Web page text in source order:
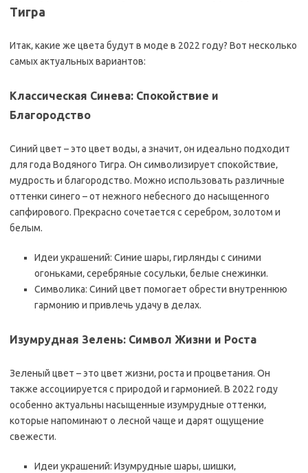
Тигра
Итак‚ какие же цвета будут в моде в 2022 году? Вот несколько
самых актуальных вариантов:
Классическая Синева: Спокойствие и
Благородство
Синий цвет – это цвет воды‚ а значит‚ он идеально подходит
для года Водяного Тигра. Он символизирует спокойствие‚
мудрость и благородство. Можно использовать различные
оттенки синего – от нежного небесного до насыщенного
сапфирового. Прекрасно сочетается с серебром‚ золотом и
белым.
Идеи украшений: Синие шары‚ гирлянды с синими
огоньками‚ серебряные сосульки‚ белые снежинки.
Символика: Синий цвет помогает обрести внутреннюю
гармонию и привлечь удачу в делах.
Изумрудная Зелень: Символ Жизни и Роста
Зеленый цвет – это цвет жизни‚ роста и процветания. Он
также ассоциируется с природой и гармонией. В 2022 году
особенно актуальны насыщенные изумрудные оттенки‚
которые напоминают о лесной чаще и дарят ощущение
свежести.
Идеи украшений: Изумрудные шары‚ шишки‚